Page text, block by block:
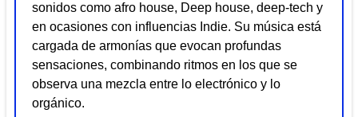
sonidos como afro house, Deep house, deep-tech y
en ocasiones con influencias Indie. Su música está
cargada de armonías que evocan profundas
sensaciones, combinando ritmos en los que se
observa una mezcla entre lo electrónico y lo
orgánico.